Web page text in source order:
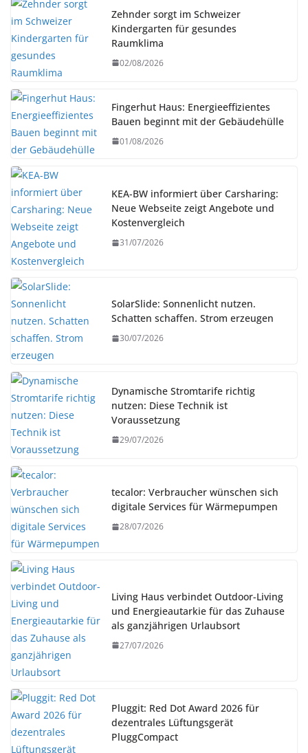
Zehnder sorgt im Schweizer
Kindergarten für gesundes
Raumklima
02/08/2026
Fingerhut Haus: Energieeffizientes
Bauen beginnt mit der Gebäudehülle
01/08/2026
KEA-BW informiert über Carsharing:
Neue Webseite zeigt Angebote und
Kostenvergleich
31/07/2026
SolarSlide: Sonnenlicht nutzen.
Schatten schaffen. Strom erzeugen
30/07/2026
Dynamische Stromtarife richtig
nutzen: Diese Technik ist
Voraussetzung
29/07/2026
tecalor: Verbraucher wünschen sich
digitale Services für Wärmepumpen
28/07/2026
Living Haus verbindet Outdoor-Living
und Energieautarkie für das Zuhause
als ganzjährigen Urlaubsort
27/07/2026
Pluggit: Red Dot Award 2026 für
dezentrales Lüftungsgerät
PluggCompact